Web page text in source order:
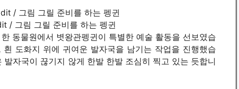
/ 그림 그릴 준비를 하는 펭귄
동물원에서 볏왕관펭귄이 특별한 예술 활동을 선보였습
도화지 위에 귀여운 발자국을 남기는 작업을 진행했습
자국이 끊기지 않게 한발 한발 조심히 찍고 있는 듯합니